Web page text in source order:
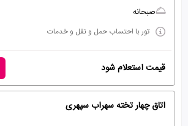
صبحانه
تور با احتساب حمل و نقل و خدمات
قیمت استعلام شود
اتاق چهار تخته سهراب سپهری